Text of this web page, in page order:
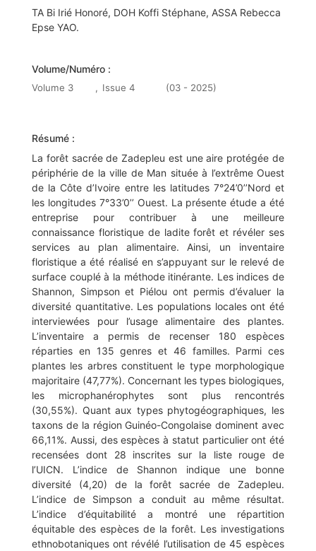
TA Bi Irié Honoré, DOH Koffi Stéphane, ASSA Rebecca
Epse YAO.
Volume/Numéro :
Volume 3 , Issue 4 (03 - 2025)
Résumé :
La forêt sacrée de Zadepleu est une aire protégée de
périphérie de la ville de Man située à l’extrême Ouest
de la Côte d’Ivoire entre les latitudes 7°24’0’’Nord et
les longitudes 7°33’0’’ Ouest. La présente étude a été
entreprise pour contribuer à une meilleure
connaissance floristique de ladite forêt et révéler ses
services au plan alimentaire. Ainsi, un inventaire
floristique a été réalisé en s’appuyant sur le relevé de
surface couplé à la méthode itinérante. Les indices de
Shannon, Simpson et Piélou ont permis d’évaluer la
diversité quantitative. Les populations locales ont été
interviewées pour l’usage alimentaire des plantes.
L’inventaire a permis de recenser 180 espèces
réparties en 135 genres et 46 familles. Parmi ces
plantes les arbres constituent le type morphologique
majoritaire (47,77%). Concernant les types biologiques,
les microphanérophytes sont plus rencontrés
(30,55%). Quant aux types phytogéographiques, les
taxons de la région Guinéo-Congolaise dominent avec
66,11%. Aussi, des espèces à statut particulier ont été
recensées dont 28 inscrites sur la liste rouge de
l’UICN. L’indice de Shannon indique une bonne
diversité (4,20) de la forêt sacrée de Zadepleu.
L’indice de Simpson a conduit au même résultat.
L’indice d’équitabilité a montré une répartition
équitable des espèces de la forêt. Les investigations
ethnobotaniques ont révélé l’utilisation de 45 espèces